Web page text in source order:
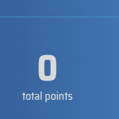
0
total points